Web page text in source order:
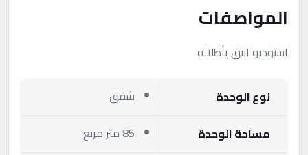
المواصفات
استوديو انيق يأطلاله
نوع الوحدة
شقق
مساحة الوحدة
85 متر مربع